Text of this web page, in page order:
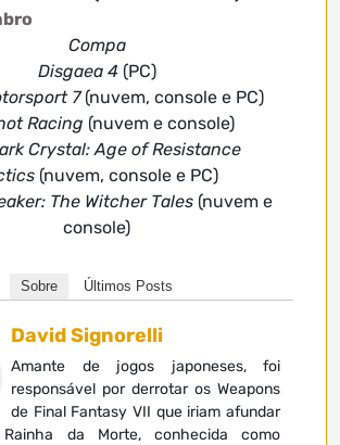
Compa
Disgaea 4(PC)
7(nuvem, console e PC)
Racing (nuvem e console)
Crystal: Age of Resistance
(nuvem, console e PC)
The Witcher Tales(nuvem e
console)
Sobre Últimos Posts
David Signorelli
Amante de jogos japoneses, foi
responsável por derrotar os Weapons
de Final Fantasy VII que iriam afundar
da Morte, conhecida como